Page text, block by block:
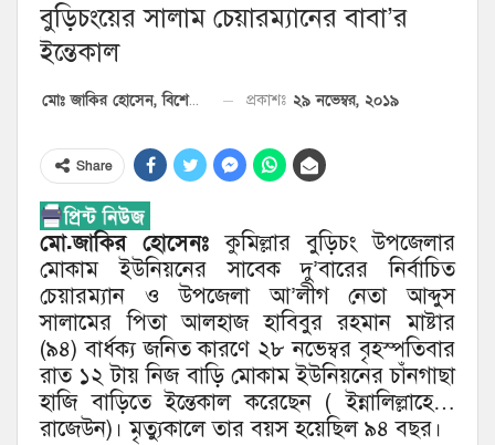
বুড়িচংয়ের সালাম চেয়ারম্যানের বাবা’র
ইন্তেকাল
মোঃ জাকির হোসেন, বিশেষ প্রতিনিধি প্রকাশঃ ২৯ নভেম্বর, ২০১৯
Share
মো.জাকির হোসেনঃ কুমিল্লার বুড়িচং উপজেলার
মোকাম ইউনিয়নের সাবেক দু’বারের নির্বাচিত
চেয়ারম্যান ও উপজেলা আ’লীগ নেতা আব্দুস
সালামের পিতা আলহাজ হাবিবুর রহমান মাষ্টার
(৯৪) বার্ধক্য জনিত কারণে ২৮ নভেম্বর বৃহস্পতিবার
রাত ১২ টায় নিজ বাড়ি মোকাম ইউনিয়নের চাঁনগাছা
হাজি বাড়িতে ইন্তেকাল করেছেন ( ইন্নালিল্লাহে…
রাজেউন)। মৃত্যুকালে তার বয়স হয়েছিল ৯৪ বছর।